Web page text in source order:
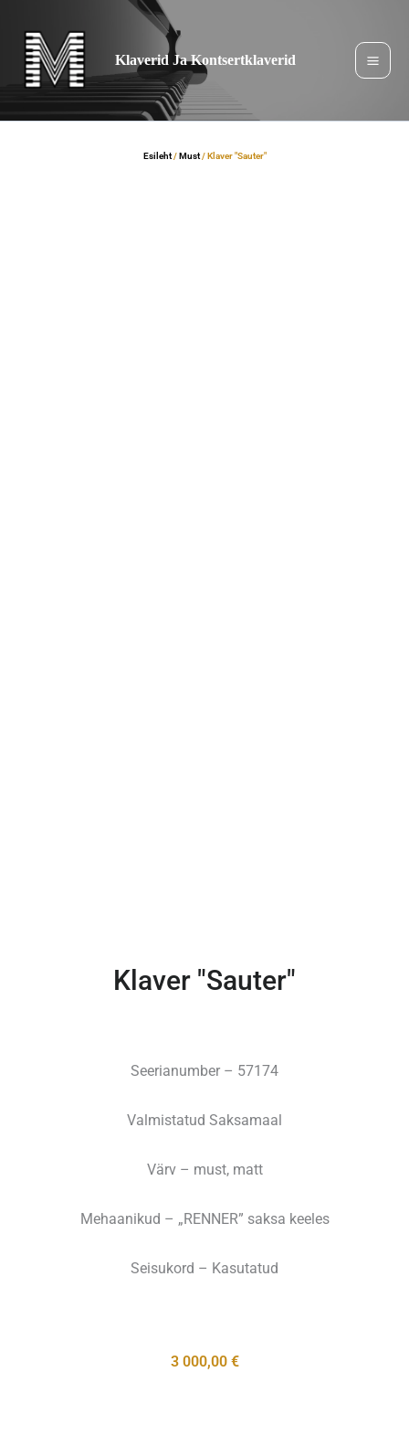
sisukord
vahele
Klaverid Ja Kontsertklaverid
Esileht/Must/ Klaver "Sauter"
Klaver "Sauter"
Seerianumber – 57174
Valmistatud Saksamaal
Värv – must, matt
Mehaanikud – „RENNER” saksa keeles
Seisukord – Kasutatud
3 000,00 €